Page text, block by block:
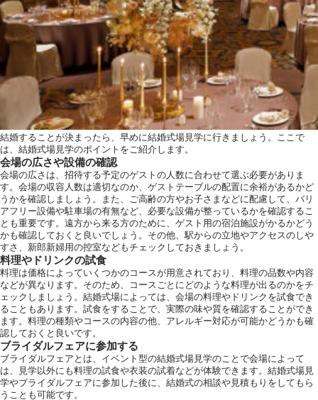
結婚することが決まったら、早めに結婚式場見学に行きましょう。ここで
は、結婚式場見学のポイントをご紹介します。
会場の広さや設備の確認
会場の広さは、招待する予定のゲストの人数に合わせて選ぶ必要がありま
す。会場の収容人数は適切なのか、ゲストテーブルの配置に余裕があるかど
うかを確認しましょう。また、ご高齢の方やお子さまなどに配慮して、バリ
アフリー設備や駐車場の有無など、必要な設備が整っているかを確認するこ
とも重要です。遠方から来る方のために、ゲスト用の宿泊施設がかるかどう
かも確認しておくと良いでしょう。その他、駅からの立地やアクセスのしや
すさ、新郎新婦用の控室などもチェックしておきましょう。
料理やドリンクの試食
料理は価格によっていくつかのコースが用意されており、料理の品数や内容
などが異なります。そのため、コースごとにどのような料理が出るのかをチ
ェックしましょう。結婚式場によっては、会場の料理やドリンクを試食でき
ることもあります。試食をすることで、実際の味や質を確認することができ
ます。料理の種類やコースの内容の他、アレルギー対応が可能かどうかも確
認しておくと良いです。
ブライダルフェアに参加する
ブライダルフェアとは、イベント型の結婚式場見学のことで会場によって
は、見学以外にも料理の試食や衣装の試着などが体験できます。結婚式場見
学やブライダルフェアに参加した後に、結婚式の相談や見積もりをしてもら
うことも可能です。